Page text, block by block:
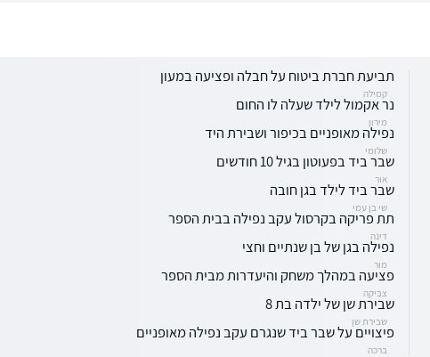
תביעת חברת ביטוח על חבלה ופציעה במעון
קמילה
נר אקמול לילד שעלה לו החום
מירון
נפילה מאופניים בכיפור ושבירת היד
שלומי
שבר ביד בפעוטון בגיל 10 חודשים
אור
שבר ביד לילד בגן חובה
שי בן עמי
תת פריקה בקרסול עקב נפילה בבית הספר
דינה
נפילה בגן של בן שנתיים וחצי
מור
פציעה במהלך משחק והיעדרות מבית הספר
צביקה
שבירת שן של ילדה בת 8
שבירת שן
פיצויים על שבר ביד שנגרם עקב נפילה מאופניים
ברכה